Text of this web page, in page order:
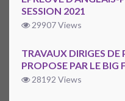
SESSION 2021
29907 Views
TRAVAUX DIRIGES DE
PROPOSE PAR LE BIG
28192 Views